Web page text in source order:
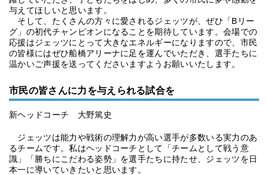
与えてほしいと思います。
そして、たくさんの方々に愛されるジェッツが、ぜひ「Bリー
グ」の初代チャンピオンになることを期待しています。会場での
応援はジェッツにとって大きなエネルギーになりますので、市民
の皆様にはぜひ船橋アリーナに足を運んでいただき、選手たちに
温かいご声援を送ってくださいますようお願いいたします。
市民の皆さんに力を与えられる試合を
新ヘッドコーチ 大野篤史
ジェッツは能力や戦術の理解力が高い選手が多数いる実力のあ
るチームです。私はヘッドコーチとして「チームとして戦う意
識」「勝ちにこだわる姿勢」を選手たちに持たせ、ジェッツを日
本一に導いていきたいと思います。